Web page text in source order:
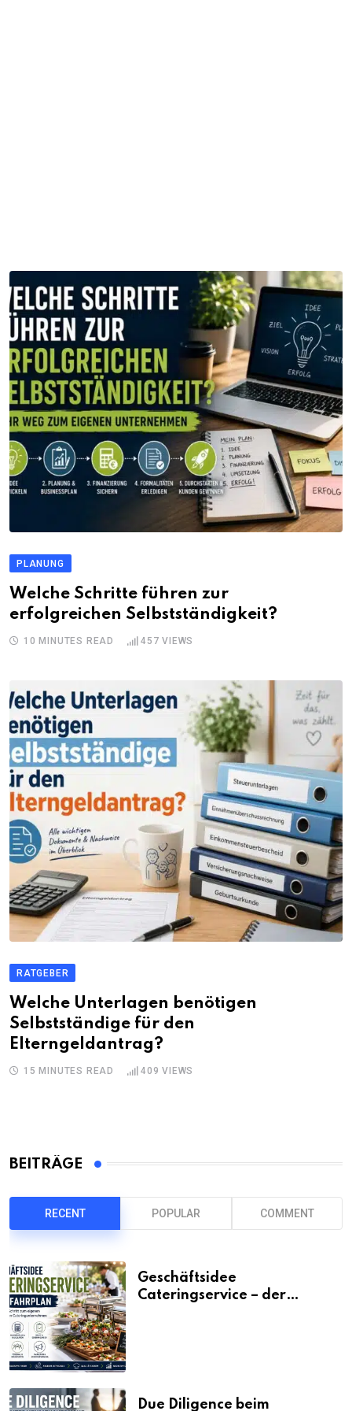
PLANUNG
Welche Schritte führen zur
erfolgreichen Selbstständigkeit?
10 MINUTES READ 457 VIEWS
RATGEBER
Welche Unterlagen benötigen
Selbstständige für den
Elterngeldantrag?
15 MINUTES READ 409 VIEWS
BEITRÄGE
RECENT POPULAR COMMENT
Geschäftsidee
Cateringservice – der
Due Diligence beim